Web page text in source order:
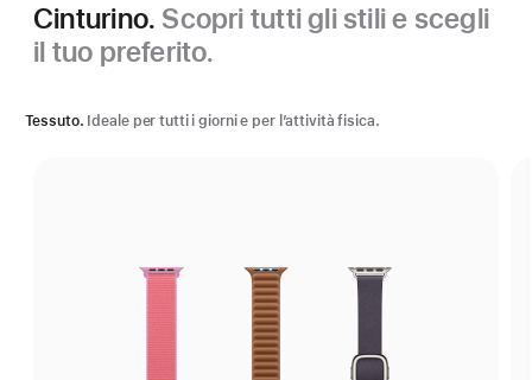
Cinturino. Scopri tutti gli stili e scegli
il tuo preferito.
Tessuto. Ideale per tutti i giorni e per l’attività fisica.